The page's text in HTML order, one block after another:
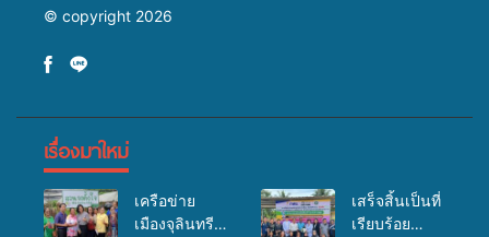
© copyright 2026
เรื่องมาใหม่
เครือข่าย
เมืองจุลินทรีย์
เสร็จสิ้นเป็นที่
เรียบร้อย